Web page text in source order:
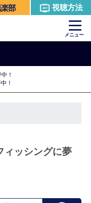
部 視聴方法
メニュー
！
！
ィッシングに夢